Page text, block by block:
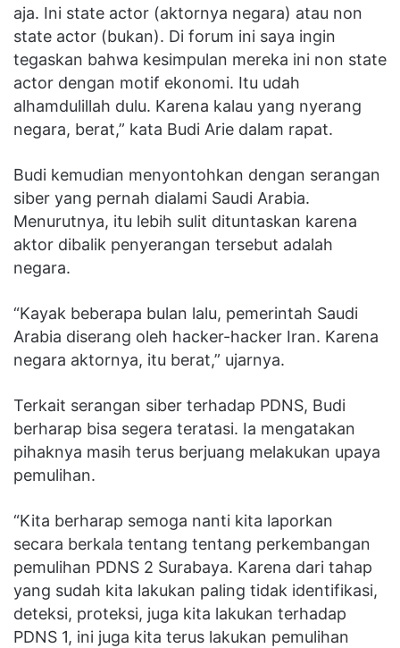
aja. Ini state actor (aktornya negara) atau non
state actor (bukan). Di forum ini saya ingin
tegaskan bahwa kesimpulan mereka ini non state
actor dengan motif ekonomi. Itu udah
alhamdulillah dulu. Karena kalau yang nyerang
negara, berat,” kata Budi Arie dalam rapat.
Budi kemudian menyontohkan dengan serangan
siber yang pernah dialami Saudi Arabia.
Menurutnya, itu lebih sulit dituntaskan karena
aktor dibalik penyerangan tersebut adalah
negara.
“Kayak beberapa bulan lalu, pemerintah Saudi
Arabia diserang oleh hacker-hacker Iran. Karena
negara aktornya, itu berat,” ujarnya.
Terkait serangan siber terhadap PDNS, Budi
berharap bisa segera teratasi. Ia mengatakan
pihaknya masih terus berjuang melakukan upaya
pemulihan.
“Kita berharap semoga nanti kita laporkan
secara berkala tentang tentang perkembangan
pemulihan PDNS 2 Surabaya. Karena dari tahap
yang sudah kita lakukan paling tidak identifikasi,
deteksi, proteksi, juga kita lakukan terhadap
PDNS 1, ini juga kita terus lakukan pemulihan